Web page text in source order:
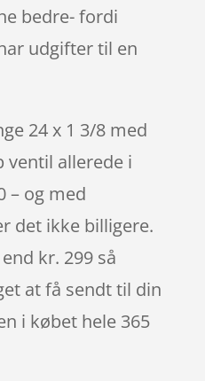
bedre- fordi
udgifter til en
24 x 1 3/8 med
ventil allerede i
– og med
det ikke billigere.
kr. 299 så
at få sendt til din
i købet hele 365